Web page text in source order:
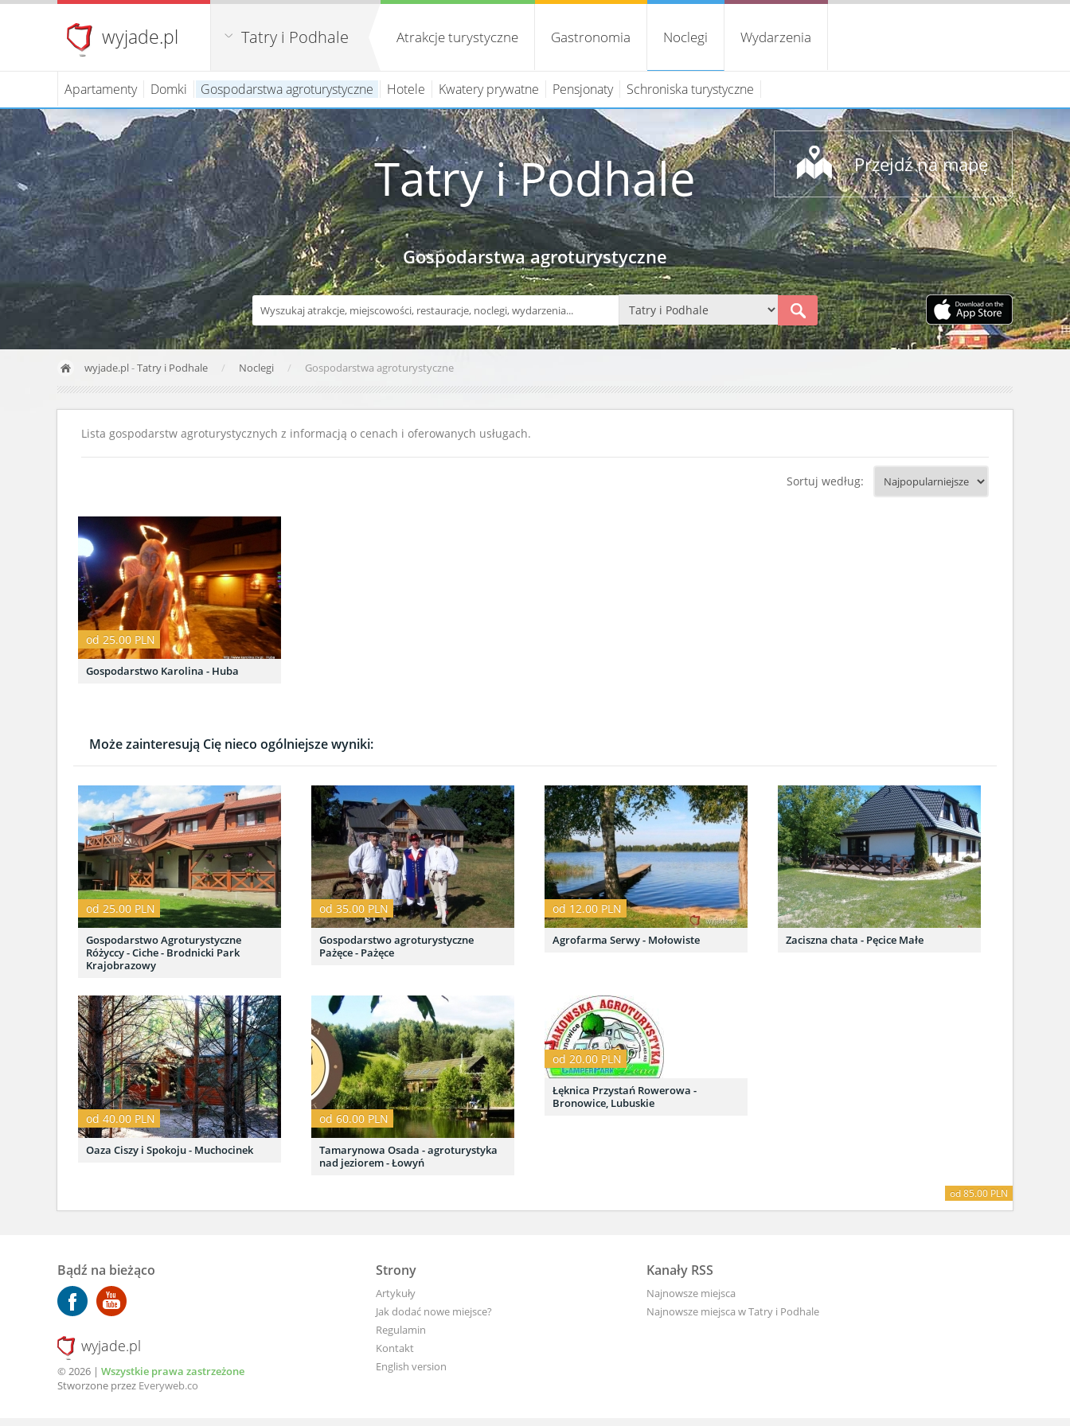
wyjade.pl Tatry i Podhale Atrakcje turystyczne Gastronomia Noclegi
Apartamenty Domki Gospodarstwa agroturystyczne Hotele Kwatery prywatne Pensjonaty Schroniska turystyczne
Wydarzenia
Tatry i Podhale
Gospodarstwa agroturystyczne
Przejdź na mapę
wyjade.pl-Tatry i Podhale Noclegi Gospodarstwa agroturystyczne
Lista gospodarstw agroturystycznych z informacją o cenach i oferowanych usługach.
Sortuj według:
od 25.00 PLN
Gospodarstwo Karolina - Huba
Może zainteresują Cię nieco ogólniejsze wyniki:
od 25.00 PLN
Gospodarstwo Agroturystyczne
Różyccy - Ciche - Brodnicki Park
Krajobrazowy
od 35.00 PLN
Gospodarstwo agroturystyczne
Pażęce - Pażęce
od 12.00 PLN
Agrofarma Serwy - Mołowiste
od 85.00 PLN
Zaciszna chata - Pęcice Małe
od 40.00 PLN
Oaza Ciszy i Spokoju - Muchocinek
od 60.00 PLN
Tamarynowa Osada - agroturystyka
nad jeziorem - Łowyń
od 20.00 PLN
Łęknica Przystań Rowerowa -
Bronowice, Lubuskie
Bądź na bieżąco
wyjade.pl
© 2026 | Wszystkie prawa zastrzeżone
Stworzone przez Everyweb.co
Strony
Artykuły
Jak dodać nowe miejsce?
Regulamin
Kontakt
English version
Kanały RSS
Najnowsze miejsca
Najnowsze miejsca w Tatry i Podhale